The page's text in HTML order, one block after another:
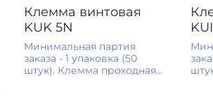
Клемма винтовая
KUK 5N
Минимальная партия
заказа - 1 упаковка (50
штук). Клемма проходная...